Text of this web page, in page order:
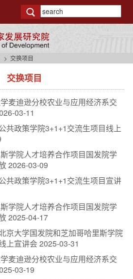
交换项目
交换项目
麦迪逊分校农业与应用经济系交
03-11
共政策学院3+1+1交流生项目线上
学院人才培养合作项目国发院学
2026-03-09
共政策学院3+1+1交流生项目宣讲
学院人才培养合作项目国发院学
2025-04-17
京大学国发院和芝加哥哈里斯学院
上宣讲会 2025-03-31
麦迪逊分校农业与应用经济系交
03-19